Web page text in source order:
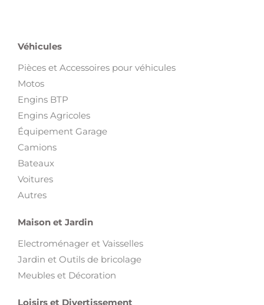
Véhicules
Pièces et Accessoires pour véhicules
Motos
Engins BTP
Engins Agricoles
Équipement Garage
Camions
Bateaux
Voitures
Autres
Maison et Jardin
Electroménager et Vaisselles
Jardin et Outils de bricolage
Meubles et Décoration
Loisirs et Divertissement